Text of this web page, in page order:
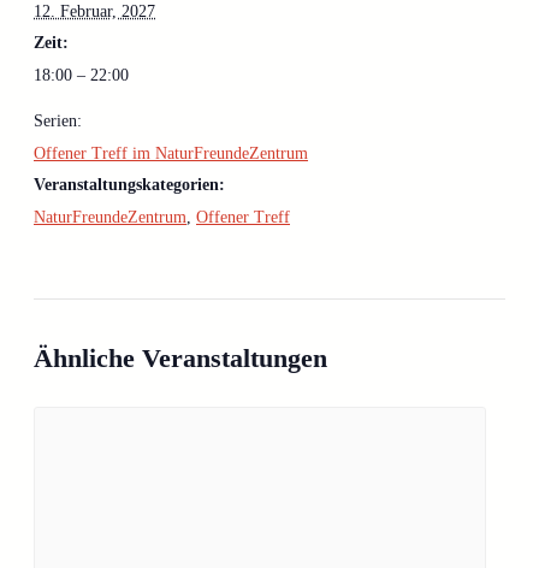
12. Februar, 2027
Zeit:
18:00 – 22:00
Serien:
Offener Treff im NaturFreundeZentrum
Veranstaltungskategorien:
NaturFreundeZentrum Offener Treff
Ähnliche Veranstaltungen